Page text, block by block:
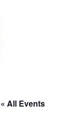
« All Events